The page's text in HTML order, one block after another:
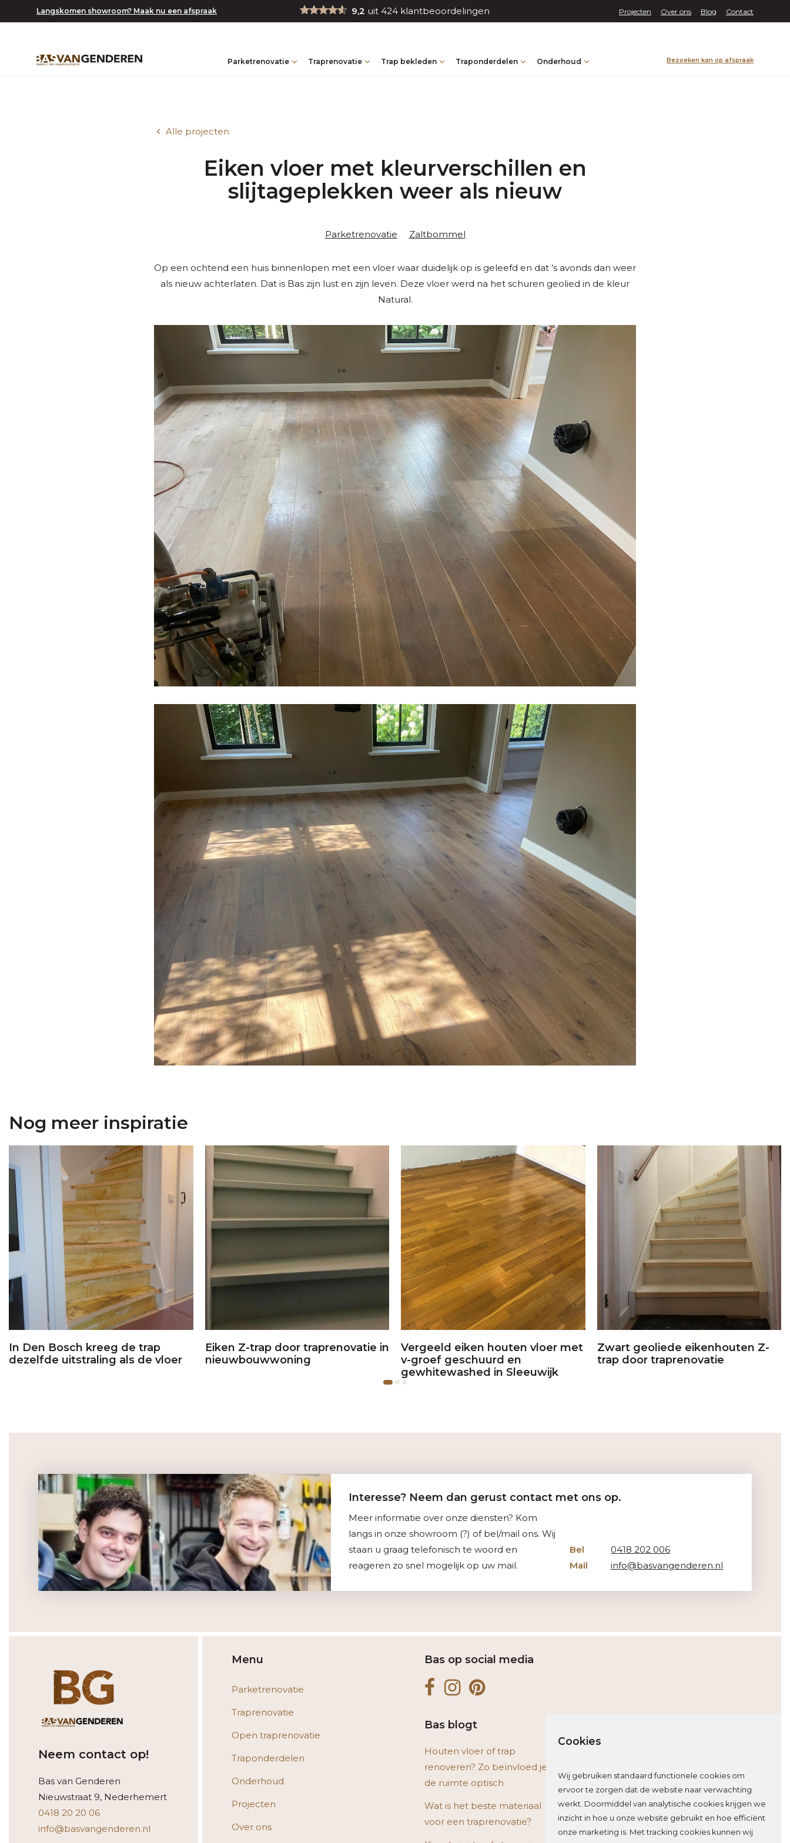
Langskomen showroom? Maak nu een afspraak 9,2 uit 424 klantbeoordelingen Projecten Over ons Blog Contact
Parketrenovatie Traprenovatie Trap bekleden Traponderdelen Onderhoud Bezoeken kan op afspraak
Alle projecten
Eiken vloer met kleurverschillen en
slijtageplekken weer als nieuw
Parketrenovatie Zaltbommel
Op een ochtend een huis binnenlopen met een vloer waar duidelijk op is geleefd en dat ’s avonds dan weer
als nieuw achterlaten. Dat is Bas zijn lust en zijn leven. Deze vloer werd na het schuren geolied in de kleur
Natural.
Nog meer inspiratie
In Den Bosch kreeg de trap
dezelfde uitstraling als de vloer
Eiken Z-trap door traprenovatie in
nieuwbouwwoning
Vergeeld eiken houten vloer met
v-groef geschuurd en
gewhitewashed in Sleeuwijk
Zwart geoliede eikenhouten Z-
trap door traprenovatie
Interesse? Neem dan gerust contact met ons op.
Meer informatie over onze diensten? Kom
langs in onze showroom (?) of bel/mail ons. Wij
staan u graag telefonisch te woord en
reageren zo snel mogelijk op uw mail.
Bel
0418 202 006
Mail
info@basvangenderen.nl
Neem contact op!
Bas van Genderen
Nieuwstraat 9, Nederhemert
0418 20 20 06
info@basvangenderen.nl
Menu
Parketrenovatie
Traprenovatie
Open traprenovatie
Traponderdelen
Onderhoud
Projecten
Over ons
Bas op social media
Bas blogt
Houten vloer of trap
renoveren? Zo beïnvloed je
de ruimte optisch
Wat is het beste materiaal
voor een traprenovatie?
Cookies
Wij gebruiken standaard functionele cookies om
ervoor te zorgen dat de website naar verwachting
werkt. Doormiddel van analytische cookies krijgen we
inzicht in hoe u onze website gebruikt en hoe efficiënt
onze marketing is. Met tracking cookies kunnen wij